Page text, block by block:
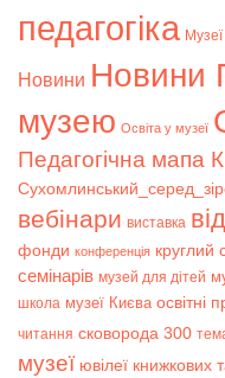
педагогіка
Новини Новини
музею Освіта у музеї
Педагогічна мапа
вебінари виставка
фонди конференція круглий
семінарів музей для дітей
школа музеї Києва освітні
читання сковорода 300
музеї ювілеї книжкових